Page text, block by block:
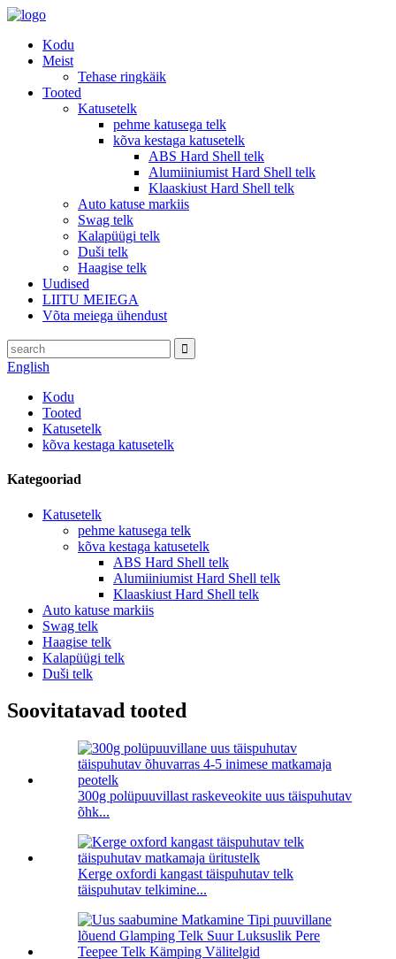
Kodu
Meist
Tehase ringkäik
Tooted
Katusetelk
pehme katusega telk
kõva kestaga katusetelk
ABS Hard Shell telk
Alumiiniumist Hard Shell telk
Klaaskiust Hard Shell telk
Auto katuse markiis
Swag telk
Kalapüügi telk
Duši telk
Haagise telk
Uudised
LIITU MEIEGA
Võta meiega ühendust
English
Kodu
Tooted
Katusetelk
kõva kestaga katusetelk
Kategooriad
Katusetelk
pehme katusega telk
kõva kestaga katusetelk
ABS Hard Shell telk
Alumiiniumist Hard Shell telk
Klaaskiust Hard Shell telk
Auto katuse markiis
Swag telk
Haagise telk
Kalapüügi telk
Duši telk
Soovitatavad tooted
300g polüpuuvillast raskeveokite uus täispuhutav
õhk...
Kerge oxfordi kangast täispuhutav telk
täispuhutav telkimine...